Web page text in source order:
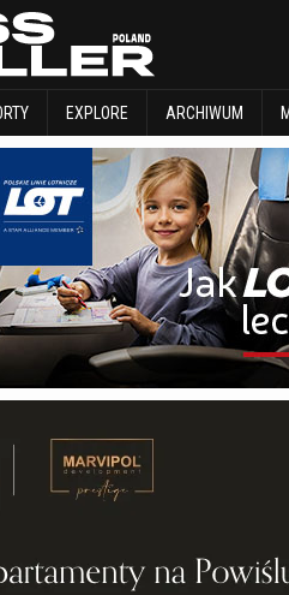
EXPLORE ARCHIWUM